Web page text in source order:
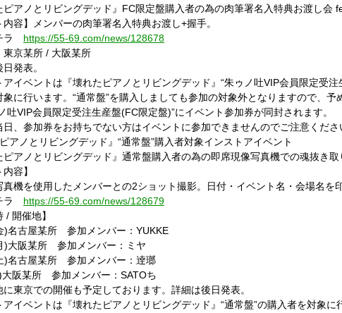
ピアノとリビングデッド』FC限定盤購入者の為の肉筆署名入特典お渡し会
内容】メンバーの肉筆署名入特典お渡し+握手。
ラ https://55-69.com/news/128678
東京某所 / 大阪某所
発表。
イベントは『壊れたピアノとリビングデッド』“朱ゥノ吐VIP会員限定受注
象に行います。“通常盤”を購入しましても参加の対象外となりますので、予
VIP会員限定受注生産盤(FC限定盤)”にイベント参加券が同封されます。
日、参加券をお持ちでない方はイベントに参加できませんのでご注意くださ
アノとリビングデッド』“通常盤”購入者対象インストアイベント
ピアノとリビングデッド』通常盤購入者の為の即席現像写真機での魂抜き取
容】
真機を使用したメンバーとの2ショット撮影。日付・イベント名・会場名を
ラ https://55-69.com/news/128679
/ 開催地】
)名古屋某所 参加メンバー：YUKKE
)大阪某所 参加メンバー：ミヤ
)名古屋某所 参加メンバー：逹瑯
大阪某所 参加メンバー：SATOち
東京での開催も予定しております。詳細は後日発表。
イベントは『壊れたピアノとリビングデッド』“通常盤”の購入者を対象に